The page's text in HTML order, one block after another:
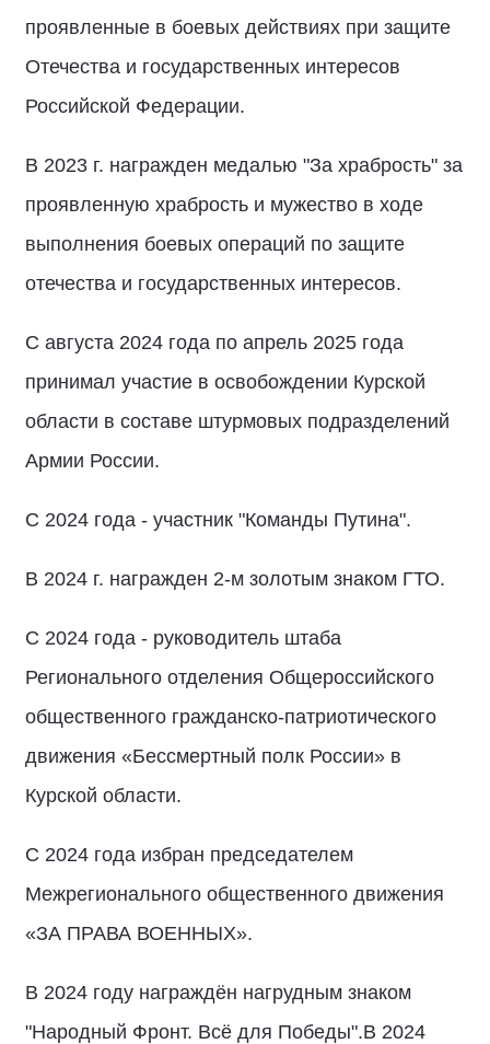
проявленные в боевых действиях при защите
Отечества и государственных интересов
Российской Федерации.
В 2023 г. награжден медалью "За храбрость" за
проявленную храбрость и мужество в ходе
выполнения боевых операций по защите
отечества и государственных интересов.
С августа 2024 года по апрель 2025 года
принимал участие в освобождении Курской
области в составе штурмовых подразделений
Армии России.
С 2024 года - участник "Команды Путина".
В 2024 г. награжден 2-м золотым знаком ГТО.
С 2024 года - руководитель штаба
Регионального отделения Общероссийского
общественного гражданско-патриотического
движения «Бессмертный полк России» в
Курской области.
С 2024 года избран председателем
Межрегионального общественного движения
«ЗА ПРАВА ВОЕННЫХ».
В 2024 году награждён нагрудным знаком
"Народный Фронт. Всё для Победы".В 2024